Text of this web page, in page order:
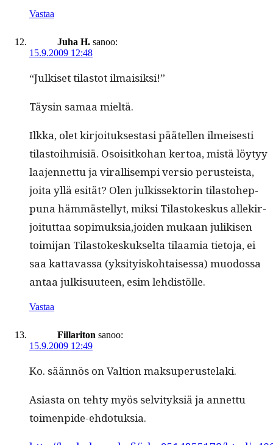
Vastaa
Juha H. sanoo:
15.9.2009 12:48
“Julkiset tilas­tot ilmaisiksi!”
Täysin samaa mieltä.
Ilk­ka, olet kir­joituk­ses­tasi päätellen ilmeis­es­ti
tilas­toih­misiä. Osoisitko­han ker­toa, mis­tä löy­tyy
laa­jen­net­tu ja viral­lisem­pi ver­sio perusteista,
joi­ta yllä esität? Olen julkissek­torin tilas­to­hep­
puna häm­mästel­lyt, mik­si Tilas­tokeskus allekir­
joitut­taa sopimuksia,joiden mukaan julikisen
toim­i­jan Tilas­tokeskuk­selta tilaamia tieto­ja, ei
saa kat­tavas­sa (yksi­tyisko­htaises­sa) muo­dos­sa
antaa julk­isu­u­teen, esim lehdistölle.
Vastaa
Fillariton sanoo:
15.9.2009 12:49
Ko. sään­nös on Val­tion maksuperustelaki.
Asi­as­ta on tehty myös selvi­tyk­siä ja annet­tu
toimenpide-ehdotuksia.